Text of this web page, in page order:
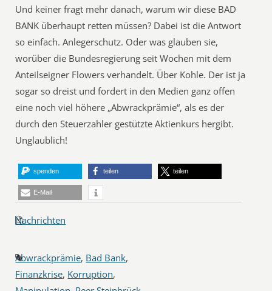
Und keiner fragt mehr danach, warum wir diese BAD
BANK überhaupt retten müssen? Dabei ist die Antwort
so einfach. Anlegerschutz. Oder was glauben sie,
worüber die Bundesregierung seit Wochen mit dem
Anteilseigner Flowers verhandelt. Über Kohle. Der ist ja
sogar so dreist und fordert in den Medien ganz offen
eine noch viel höhere „Abwrackprämie“, als es der
durch den Steuerzahler gestützte Aktienkurs hergibt.
Unglaublich!
spenden teilen teilen
E-Mail
Nachrichten
Abwrackprämie, Bad Bank,
Finanzkrise, Korruption,